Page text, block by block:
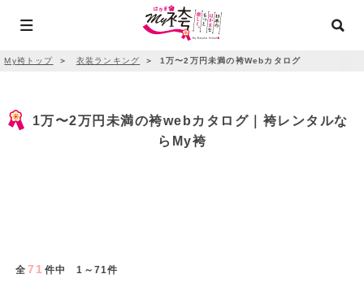
My袴トップ ＞ 衣装ランキング ＞ 1万〜2万円未満の袴Webカタログ
1万〜2万円未満の袴webカタログ｜袴レンタルな
らMy袴
全 71 件中 1～71件